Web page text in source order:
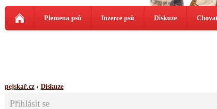
Plemena psů Inzerce psů Diskuze
pejskař.cz ‹ Diskuze
Přihlásit se